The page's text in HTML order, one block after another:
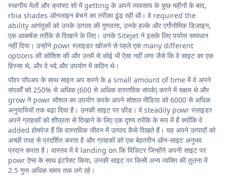
स्थानीय मेलों और क्राफ्ट शो में getting के अपने व्यवसाय के कुछ महीनों के बाद,
rbia shades ऑनलाइन बेचने का तरीका ढूंढ रही थी। वे required the
ability आगंतुकों को उनके उत्पाद की गुणवत्ता, उनके हल्के और एर्गोनोमिक डिज़ाइन,
एक आकर्षक तरीके से दिखाने के लिए। उनके Sitejet ने इसके लिए पर्याप्त समाधान
नहीं दिया। उन्होंने powr स्लाइडर खोजने से पहले एक many different
options की कोशिश की और उनमें से कोई भी ऐसा नहीं लगा जैसे कि वे साइट का एक
हिस्सा थे, और वे भद्दे और उपयोग में कठिन थे।
पॉवर पॉपअप के साथ साइन अप करने के a small amount of time में वे अपने
संपर्कों को 250% से अधिक (600 से अधिक वास्तविक संपर्क) करने में सक्षम थे और
grow ने powr सोशल का उपयोग करके अपने सोशल मीडिया को 6000 से अधिक
अनुयायियों तक बढ़ा दिया है। उनकी साइट पर फ़ीड। वे steadily powr स्लाइडर
अपने ग्राहकों को शीघ्रता से दिखाने के लिए एक दृश्य तरीके के रूप में हैं क्योंकि वे
added होमपेज हैं कि वास्तविक जीवन में उत्पाद कैसे दिखते हैं। यह अपने उत्पादों को
अच्छी तरह से प्रदर्शित करता है और ग्राहकों को एक बेहतरीन ऑन-साइट अनुभव
प्रदान करता है। वास्तव में वे landing on कि विज़िटर जिन्होंने अपनी साइट पर
powr ऐप्स के साथ इंटरैक्ट किया, उनकी साइट पर किसी अन्य व्यक्ति की तुलना में
2.5 गुना अधिक समय तक लगे रहे।